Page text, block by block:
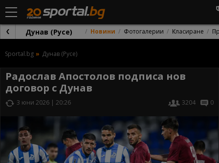
Дунав (Русе) Новини Фотогалерии Класиране
Sportal.bg Дунав (Русе)
Радослав Апостолов подписа нов
договор с Дунав
3 юни 2026 | 20:26 3204 0